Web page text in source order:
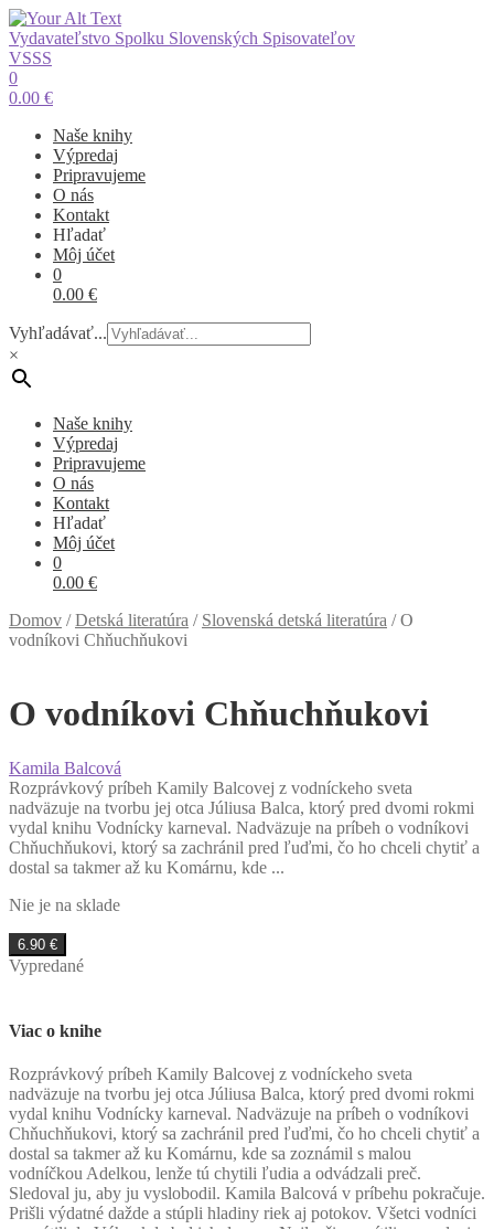
Vydavateľstvo Spolku Slovenských Spisovateľov
VSSS
0
0.00 €
Naše knihy
Výpredaj
Pripravujeme
O nás
Kontakt
Hľadať
Môj účet
0
0.00 €
Vyhľadávať...
×
Naše knihy
Výpredaj
Pripravujeme
O nás
Kontakt
Hľadať
Môj účet
0
0.00 €
Domov /Detská literatúra / Slovenská detská literatúra /O
vodníkovi Chňuchňukovi
O vodníkovi Chňuchňukovi
Kamila Balcová
Rozprávkový príbeh Kamily Balcovej z vodníckeho sveta
nadväzuje na tvorbu jej otca Júliusa Balca, ktorý pred dvomi rokmi
vydal knihu Vodnícky karneval. Nadväzuje na príbeh o vodníkovi
Chňuchňukovi, ktorý sa zachránil pred ľuďmi, čo ho chceli chytiť a
dostal sa takmer až ku Komárnu, kde ...
Nie je na sklade
6.90 €
Vypredané
Viac o knihe
Rozprávkový príbeh Kamily Balcovej z vodníckeho sveta
nadväzuje na tvorbu jej otca Júliusa Balca, ktorý pred dvomi rokmi
vydal knihu Vodnícky karneval. Nadväzuje na príbeh o vodníkovi
Chňuchňukovi, ktorý sa zachránil pred ľuďmi, čo ho chceli chytiť a
dostal sa takmer až ku Komárnu, kde sa zoznámil s malou
vodníčkou Adelkou, lenže tú chytili ľudia a odvádzali preč.
Sledoval ju, aby ju vyslobodil. Kamila Balcová v príbehu pokračuje.
Prišli výdatné dažde a stúpli hladiny riek aj potokov. Všetci vodníci